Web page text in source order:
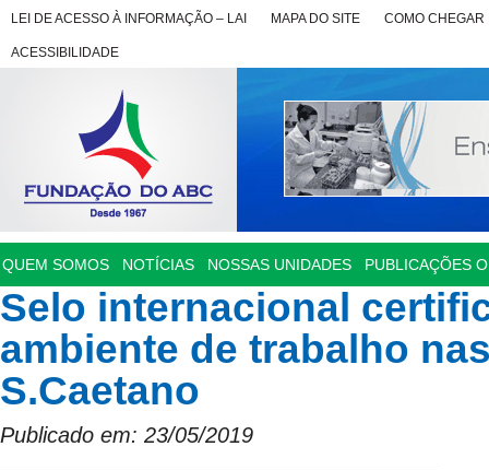
LEI DE ACESSO À INFORMAÇÃO – LAI MAPA DO SITE COMO CHEGAR
ACESSIBILIDADE
QUEM SOMOS NOTÍCIAS NOSSAS UNIDADES PUBLICAÇÕES
Selo internacional
ambiente de trabalho
S.Caetano
Publicado em: 23/05/2019